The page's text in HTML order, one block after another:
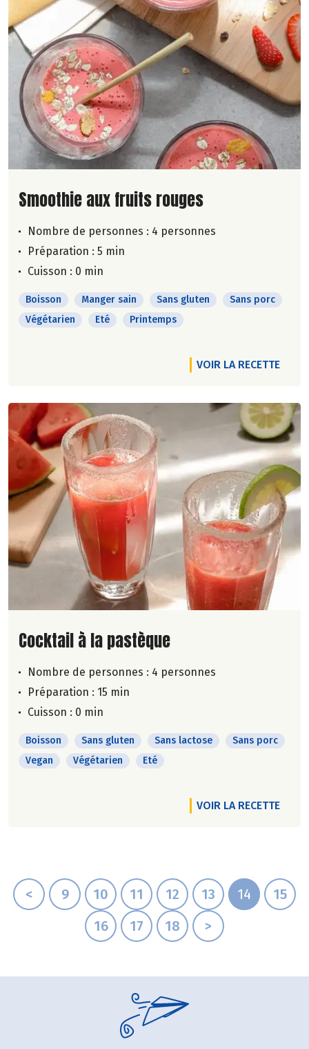
Lire la suite de la recette
Smoothie aux fruits rouges
Nombre de personnes : 4 personnes
Préparation : 5 min
Cuisson : 0 min
Boisson Manger sain Sans gluten
Sans porc
Végétarien
Eté Printemps
VOIR LA RECETTE
Lire la suite de la recette
Cocktail à la pastèque
Nombre de personnes : 4 personnes
Préparation : 15 min
Cuisson : 0 min
Boisson Sans gluten Sans lactose
Sans porc
Vegan
Végétarien Eté
VOIR LA RECETTE
< 9 10 11 12 13 14
15
16
17 18 >